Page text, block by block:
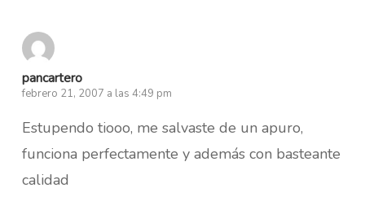
pancartero
febrero 21, 2007 a las 4:49 pm
Estupendo tiooo, me salvaste de un apuro,
funciona perfectamente y además con basteante
calidad